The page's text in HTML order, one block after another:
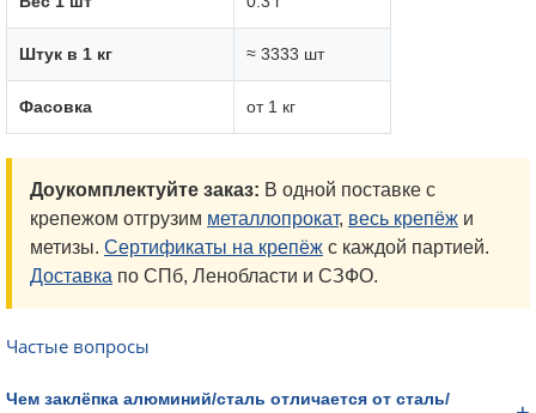
Штук в 1 кг ≈ 3333 шт
Фасовка от 1 кг
Доукомплектуйте заказ: В одной поставке с
крепежом отгрузим металлопрокат, весь крепёж и
метизы. Сертификаты на крепёж с каждой партией.
Доставка по СПб, Ленобласти и СЗФО.
Частые вопросы
Чем заклёпка алюминий/сталь отличается от сталь/